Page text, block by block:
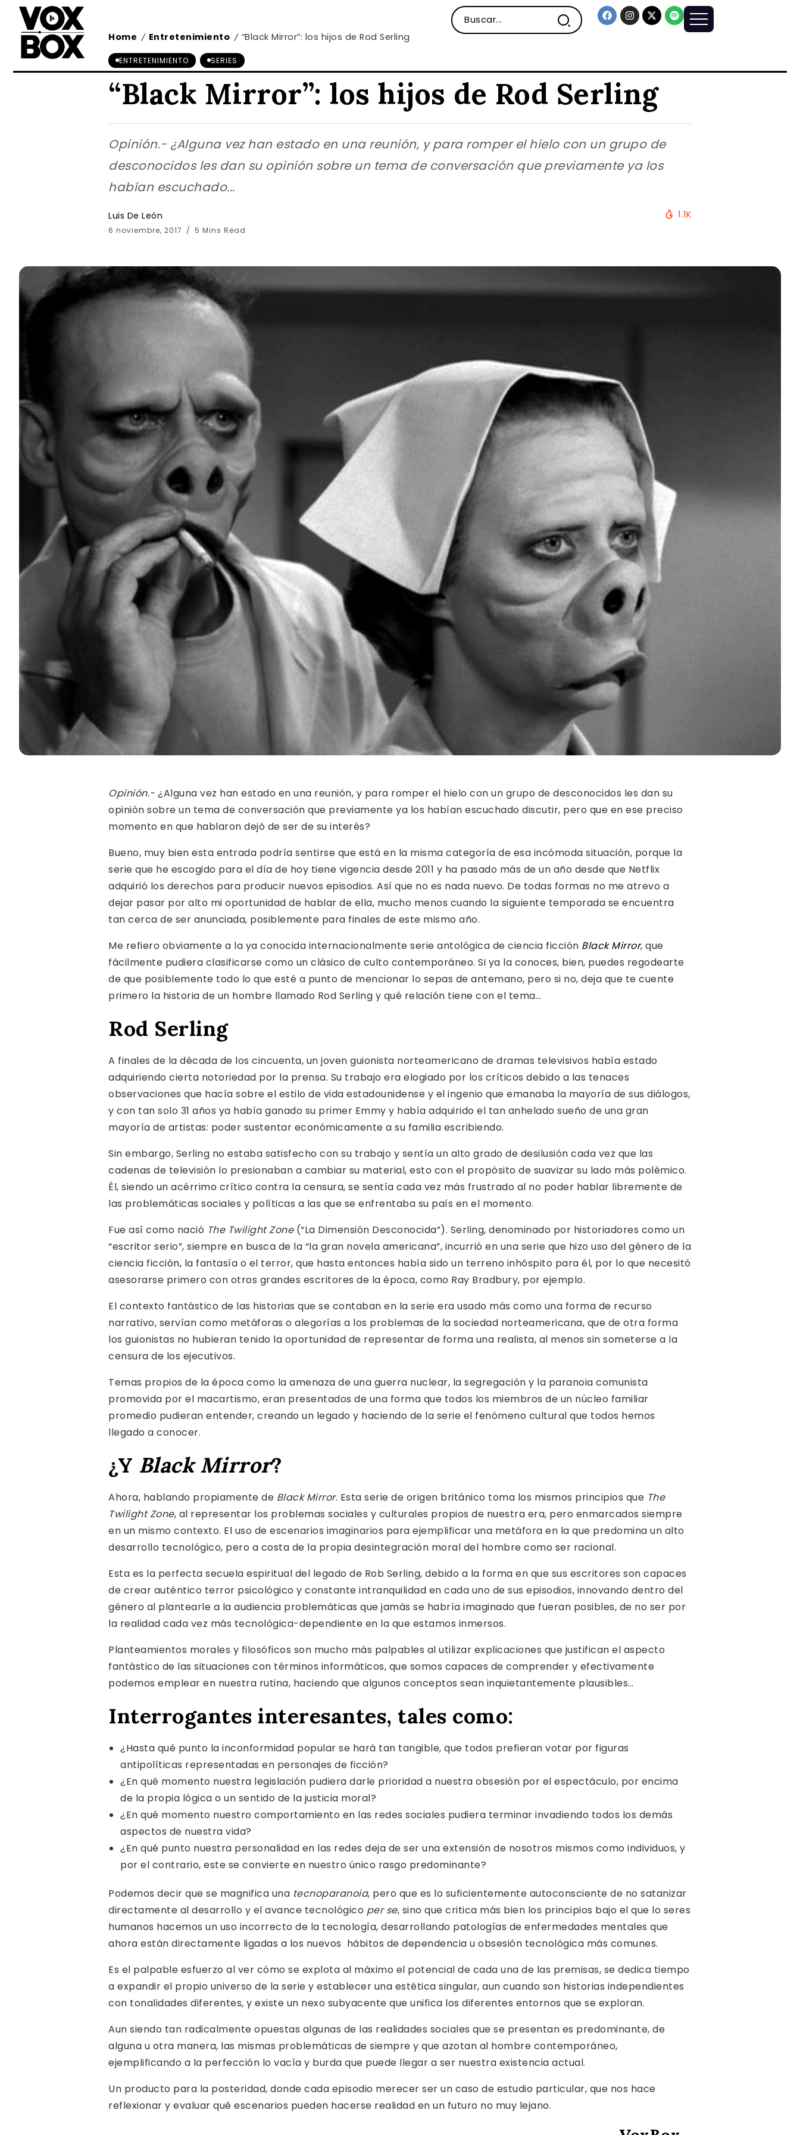
Home / Entretenimiento / “Black Mirror”: los hijos de Rod Serling
ENTRETENIMIENTO SERIES
“Black Mirror”: los hijos de Rod Serling
Opinión.- ¿Alguna vez han estado en una reunión, y para romper el hielo con un grupo de
desconocidos les dan su opinión sobre un tema de conversación que previamente ya los
habían escuchado...
Luis De León
6 noviembre, 2017 5 Mins Read
1.1K
Opinión.- ¿Alguna vez han estado en una reunión, y para romper el hielo con un grupo de desconocidos les dan su
opinión sobre un tema de conversación que previamente ya los habían escuchado discutir, pero que en ese preciso
momento en que hablaron dejó de ser de su interés?
Bueno, muy bien esta entrada podría sentirse que está en la misma categoría de esa incómoda situación, porque la
serie que he escogido para el día de hoy tiene vigencia desde 2011 y ha pasado más de un año desde que Netflix
adquirió los derechos para producir nuevos episodios. Así que no es nada nuevo. De todas formas no me atrevo a
dejar pasar por alto mi oportunidad de hablar de ella, mucho menos cuando la siguiente temporada se encuentra
tan cerca de ser anunciada, posiblemente para finales de este mismo año.
Me refiero obviamente a la ya conocida internacionalmente serie antológica de ciencia ficción Black Mirror, que
fácilmente pudiera clasificarse como un clásico de culto contemporáneo. Si ya la conoces, bien, puedes regodearte
de que posiblemente todo lo que esté a punto de mencionar lo sepas de antemano, pero si no, deja que te cuente
primero la historia de un hombre llamado Rod Serling y qué relación tiene con el tema…
Rod Serling
A finales de la década de los cincuenta, un joven guionista norteamericano de dramas televisivos había estado
adquiriendo cierta notoriedad por la prensa. Su trabajo era elogiado por los críticos debido a las tenaces
observaciones que hacía sobre el estilo de vida estadounidense y el ingenio que emanaba la mayoría de sus diálogos,
y con tan solo 31 años ya había ganado su primer Emmy y había adquirido el tan anhelado sueño de una gran
mayoría de artistas: poder sustentar económicamente a su familia escribiendo.
Sin embargo, Serling no estaba satisfecho con su trabajo y sentía un alto grado de desilusión cada vez que las
cadenas de televisión lo presionaban a cambiar su material, esto con el propósito de suavizar su lado más polémico.
Él, siendo un acérrimo crítico contra la censura, se sentía cada vez más frustrado al no poder hablar libremente de
las problemáticas sociales y políticas a las que se enfrentaba su país en el momento.
Fue así como nació The Twilight Zone(“La Dimensión Desconocida”). Serling, denominado por historiadores como un
“escritor serio”, siempre en busca de la “la gran novela americana”, incurrió en una serie que hizo uso del género de la
ciencia ficción, la fantasía o el terror, que hasta entonces había sido un terreno inhóspito para él, por lo que necesitó
asesorarse primero con otros grandes escritores de la época, como Ray Bradbury, por ejemplo.
El contexto fantástico de las historias que se contaban en la serie era usado más como una forma de recurso
narrativo, servían como metáforas o alegorías a los problemas de la sociedad norteamericana, que de otra forma
los guionistas no hubieran tenido la oportunidad de representar de forma una realista, al menos sin someterse a la
censura de los ejecutivos.
Temas propios de la época como la amenaza de una guerra nuclear, la segregación y la paranoia comunista
promovida por el macartismo, eran presentados de una forma que todos los miembros de un núcleo familiar
promedio pudieran entender, creando un legado y haciendo de la serie el fenómeno cultural que todos hemos
llegado a conocer.
¿Y Black Mirror?
Ahora, hablando propiamente de Black Mirror. Esta serie de origen británico toma los mismos principios que The
Twilight Zone, al representar los problemas sociales y culturales propios de nuestra era, pero enmarcados siempre
en un mismo contexto. El uso de escenarios imaginarios para ejemplificar una metáfora en la que predomina un alto
desarrollo tecnológico, pero a costa de la propia desintegración moral del hombre como ser racional.
Esta es la perfecta secuela espiritual del legado de Rob Serling, debido a la forma en que sus escritores son capaces
de crear auténtico terror psicológico y constante intranquilidad en cada uno de sus episodios, innovando dentro del
género al plantearle a la audiencia problemáticas que jamás se habría imaginado que fueran posibles, de no ser por
la realidad cada vez más tecnológica-dependiente en la que estamos inmersos.
Planteamientos morales y filosóficos son mucho más palpables al utilizar explicaciones que justifican el aspecto
fantástico de las situaciones con términos informáticos, que somos capaces de comprender y efectivamente
podemos emplear en nuestra rutina, haciendo que algunos conceptos sean inquietantemente plausibles…
Interrogantes interesantes, tales como:
¿Hasta qué punto la inconformidad popular se hará tan tangible, que todos prefieran votar por figuras
antipolíticas representadas en personajes de ficción?
¿En qué momento nuestra legislación pudiera darle prioridad a nuestra obsesión por el espectáculo, por encima
de la propia lógica o un sentido de la justicia moral?
¿En qué momento nuestro comportamiento en las redes sociales pudiera terminar invadiendo todos los demás
aspectos de nuestra vida?
¿En qué punto nuestra personalidad en las redes deja de ser una extensión de nosotros mismos como individuos, y
por el contrario, este se convierte en nuestro único rasgo predominante?
Podemos decir que se magnifica una tecnoparanoia, pero que es lo suficientemente autoconsciente de no satanizar
directamente al desarrollo y el avance tecnológico per se, sino que critica más bien los principios bajo el que lo seres
humanos hacemos un uso incorrecto de la tecnología, desarrollando patologías de enfermedades mentales que
ahora están directamente ligadas a los nuevos hábitos de dependencia u obsesión tecnológica más comunes.
Es el palpable esfuerzo al ver cómo se explota al máximo el potencial de cada una de las premisas, se dedica tiempo
a expandir el propio universo de la serie y establecer una estética singular, aun cuando son historias independientes
con tonalidades diferentes, y existe un nexo subyacente que unifica los diferentes entornos que se exploran.
Aun siendo tan radicalmente opuestas algunas de las realidades sociales que se presentan es predominante, de
alguna u otra manera, las mismas problemáticas de siempre y que azotan al hombre contemporáneo,
ejemplificando a la perfección lo vacía y burda que puede llegar a ser nuestra existencia actual.
Un producto para la posteridad, donde cada episodio merecer ser un caso de estudio particular, que nos hace
reflexionar y evaluar qué escenarios pueden hacerse realidad en un futuro no muy lejano.